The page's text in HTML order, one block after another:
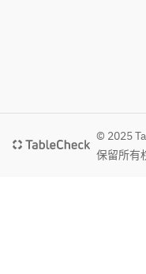
© 2025
保留所有